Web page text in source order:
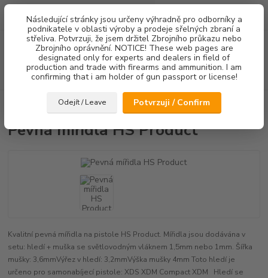
Následující stránky jsou určeny výhradně pro odborníky a
podnikatele v oblasti výroby a prodeje sřelných zbraní a
střeliva. Potvrzuji, že jsem držitel Zbrojního průkazu nebo
Zbrojního oprávnění. NOTICE! These web pages are
designated only for experts and dealers in field of
production and trade with firearms and ammunition. I am
confirming that i am holder of gun passport or license!
Odejít / Leave Potvrzuji / Confirm
Menu
Hledat
za0,00 Kč
Mířidla Pevná mířidla HS Product
Pevná mířidla HS Product
Kvalitní pevná mířidla na pistole HS Product. Mířidla jsou dodávána v
setu: hledí + muška se světlovodným vláknem 1,5mm nebo 1mm. Šířka
mušky: 3,6mmVýřez v hledí: 3,2mmVýška mušky 4mm Toto hledí je
určeno pro samonabíjecí pistole: XDS XDM Compact XDM Hledí se